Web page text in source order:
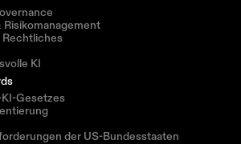
Rechtliches
KI
Gesetzes
der US-Bundesstaaten